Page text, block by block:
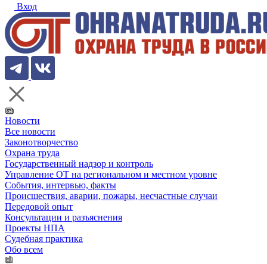
Вход
Новости
Все новости
Законотворчество
Охрана труда
Государственный надзор и контроль
Управление ОТ на региональном и местном уровне
События, интервью, факты
Происшествия, аварии, пожары, несчастные случаи
Передовой опыт
Консультации и разъяснения
Проекты НПА
Судебная практика
Обо всем